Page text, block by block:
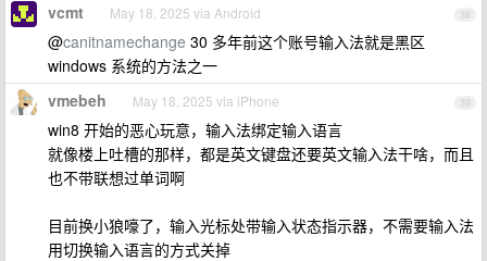
38
vcmt May 18, 2025 via Android
@canitnamechange 30 多年前这个账号输入法就是黑区
windows 系统的方法之一
39
vmebeh May 18, 2025 via iPhone
win8 开始的恶心玩意，输入法绑定输入语言
就像楼上吐槽的那样，都是英文键盘还要英文输入法干啥，而且
也不带联想过单词啊
目前换小狼嚎了，输入光标处带输入状态指示器，不需要输入法
用切换输入语言的方式关掉